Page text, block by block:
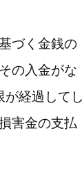
づく金銭の
の入金がな
経過してし
害金の支払